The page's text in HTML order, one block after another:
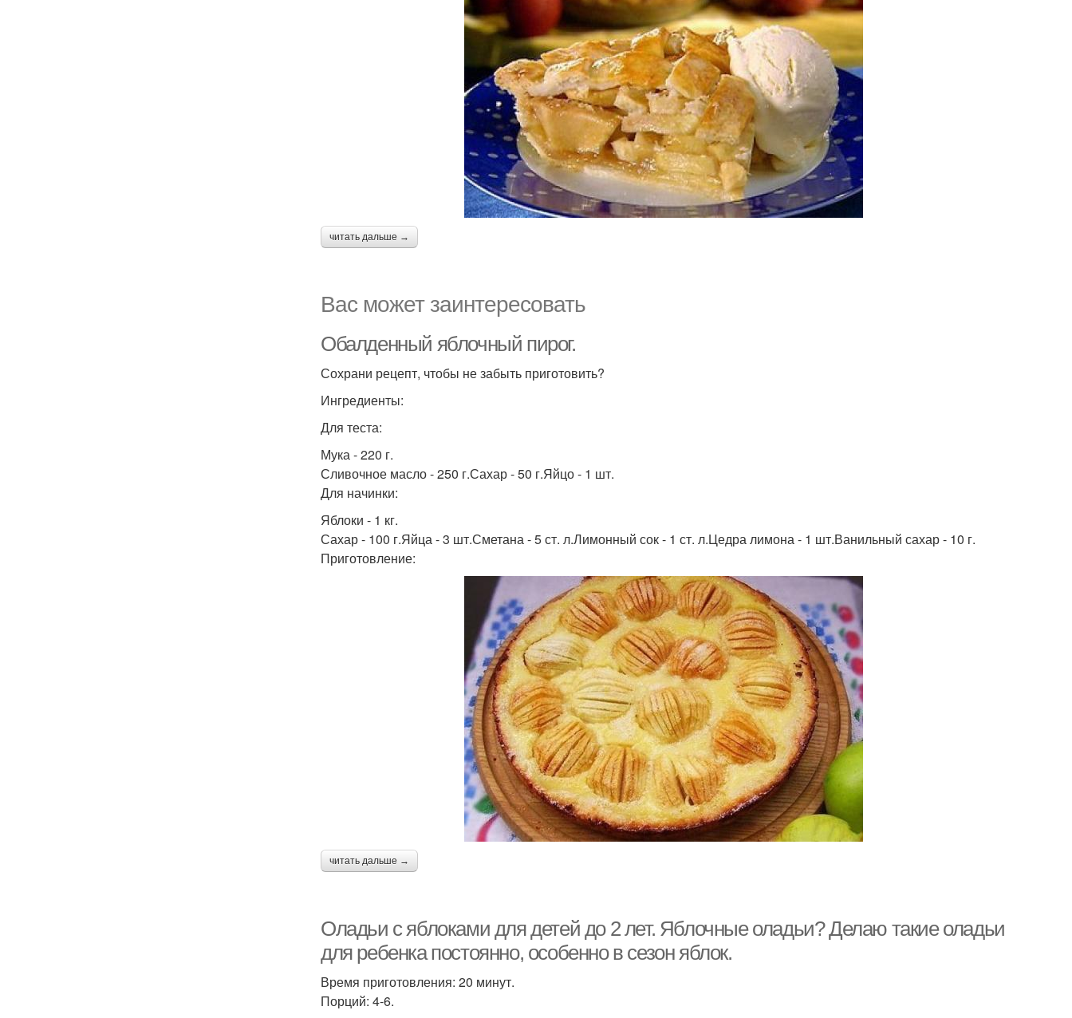
читать дальше →
Вас может заинтересовать
Обалденный яблочный пирог.
Сохрани рецепт, чтобы не забыть приготовить?
Ингредиенты:
Для теста:
Мука - 220 г.
Сливочное масло - 250 г.Сахар - 50 г.Яйцо - 1 шт.
Для начинки:
Яблоки - 1 кг.
Сахар - 100 г.Яйца - 3 шт.Сметана - 5 ст. л.Лимонный сок - 1 ст. л.Цедра лимона - 1 шт.Ванильный сахар - 10 г.
Приготовление:
читать дальше →
Оладьи с яблоками для детей до 2 лет. Яблочные оладьи? Делаю такие оладьи
для ребенка постоянно, особенно в сезон яблок.
Время приготовления: 20 минут.
Порций: 4-6.